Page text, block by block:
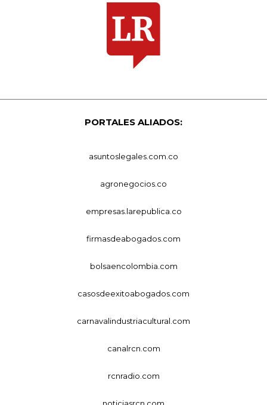
PORTALES ALIADOS:
asuntoslegales.com.co
agronegocios.co
empresas.larepublica.co
firmasdeabogados.com
bolsaencolombia.com
casosdeexitoabogados.com
carnavalindustriacultural.com
canalrcn.com
rcnradio.com